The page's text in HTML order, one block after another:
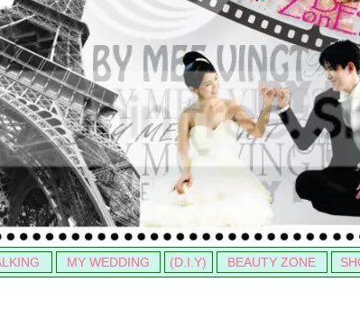
MY WEDDING (D.I.Y) BEAUTY ZONE